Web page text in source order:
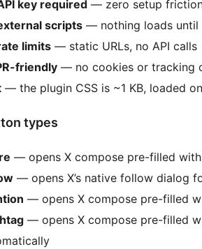
key required — zero setup
scripts — nothing loads until
limits — static URLs, no API calls
friendly — no cookies or tracking
— the plugin CSS is ~1 KB, loaded
types
— opens X compose pre-filled
— opens X’s native follow dialog
— opens X compose pre-filled
— opens X compose pre-filled